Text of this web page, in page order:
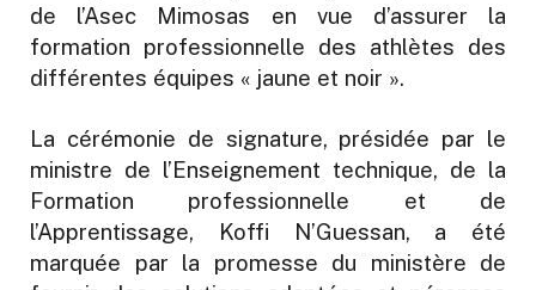
de l’Asec Mimosas en vue d’assurer la
formation professionnelle des athlètes des
différentes équipes « jaune et noir ».
La cérémonie de signature, présidée par le
ministre de l’Enseignement technique, de la
Formation professionnelle et de
l’Apprentissage, Koffi N’Guessan, a été
marquée par la promesse du ministère de